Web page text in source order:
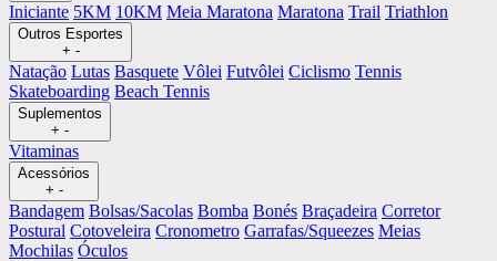
Iniciante 5KM 10KM Meia Maratona Maratona Trail Triathlon
Outros Esportes
+ -
Natação Lutas Basquete Vôlei Futvôlei Ciclismo Tennis
Skateboarding Beach Tennis
Suplementos
+ -
Vitaminas
Acessórios
+ -
Bandagem Bolsas/Sacolas Bomba Bonés Braçadeira Corretor
Postural Cotoveleira Cronometro Garrafas/Squeezes Meias
Mochilas Óculos